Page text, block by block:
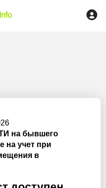
на бывшего
на учет при
в